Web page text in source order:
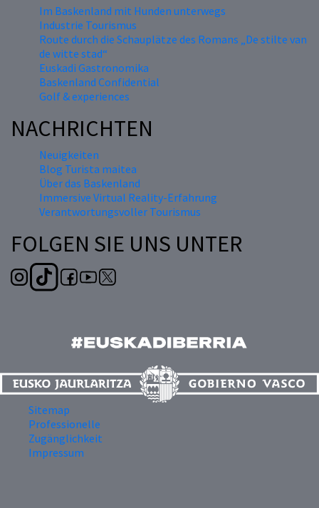
Im Baskenland mit Hunden unterwegs
Industrie Tourismus
Route durch die Schauplätze des Romans „De stilte van
de witte stad“
Euskadi Gastronomika
Baskenland Confidential
Golf & experiences
NACHRICHTEN
Neuigkeiten
Blog Turista maitea
Über das Baskenland
Immersive Virtual Reality-Erfahrung
Verantwortungsvoller Tourismus
FOLGEN SIE UNS UNTER
Sitemap
Professionelle
Zugänglichkeit
Impressum